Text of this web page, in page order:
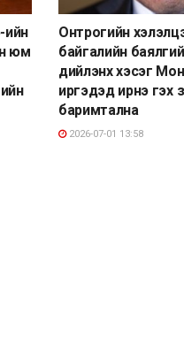
ийн
юм
Онтрогийн
байгалийн баялгийн
дийлэнх хэсэг
иргэдэд ирнэ гэх
баримтална
2026-07-01 13:58